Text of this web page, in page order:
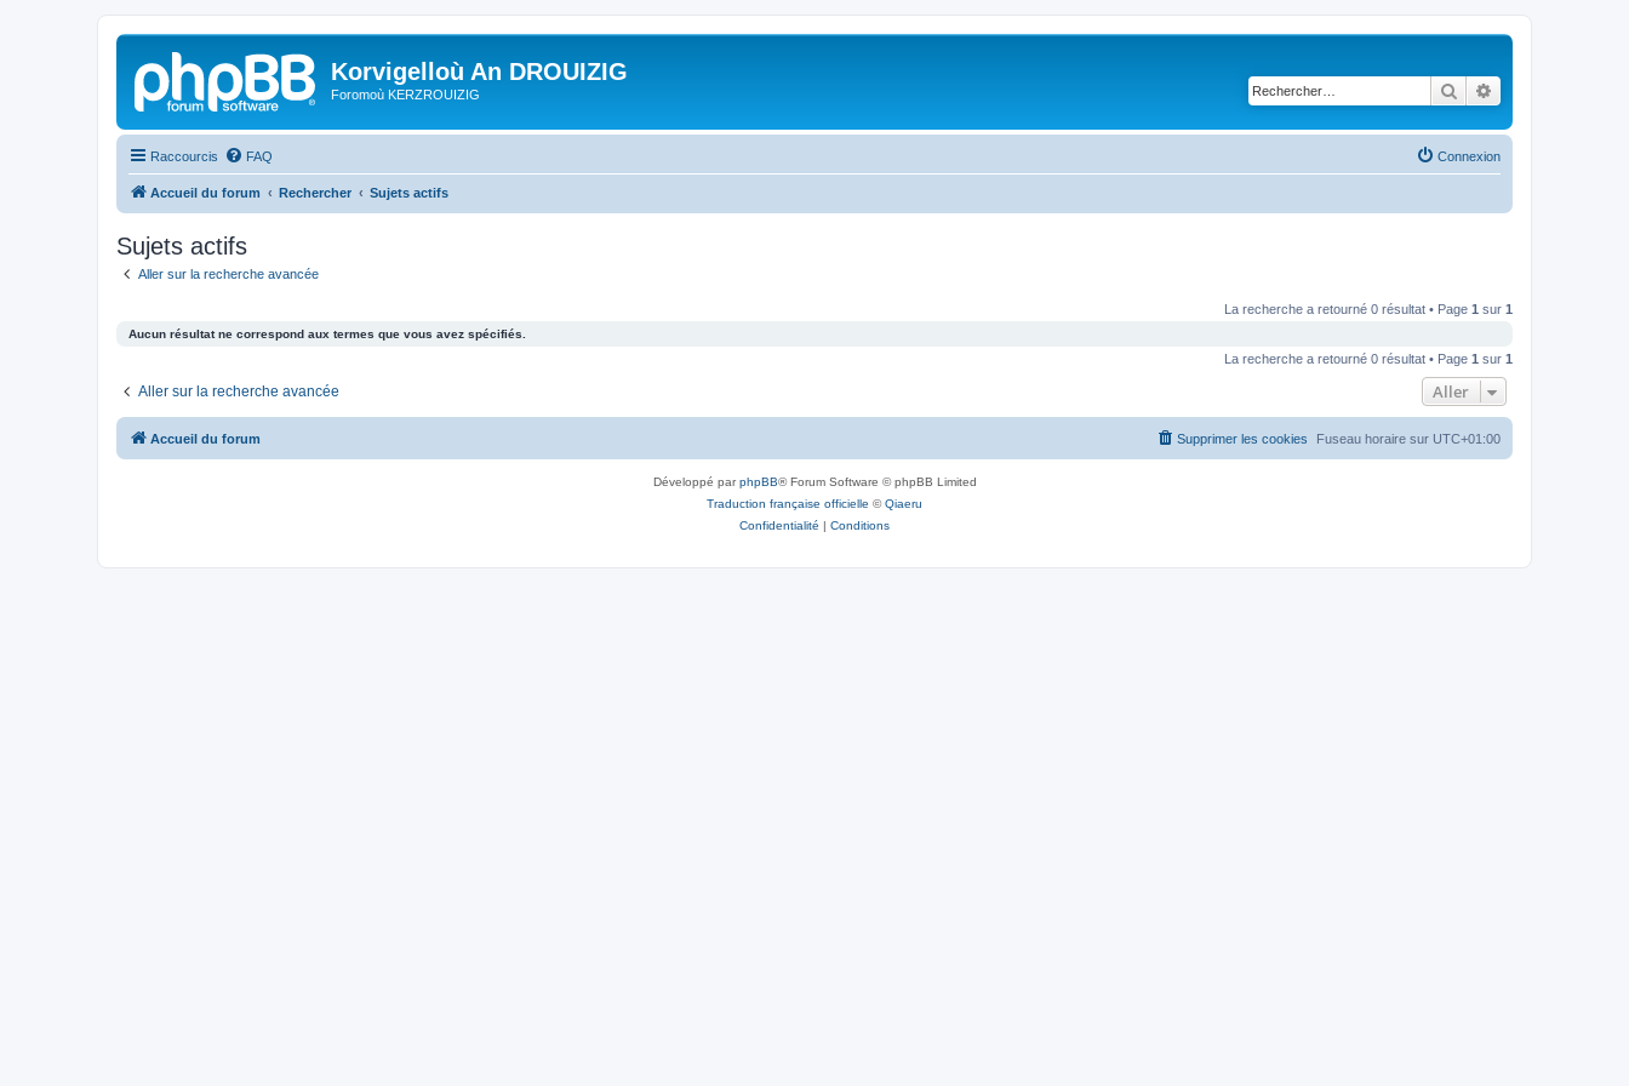
Korvigelloù An DROUIZIG
Foromoù KERZROUIZIG Rechercher
Raccourcis FAQ Connexion
Accueil du forum Rechercher Sujets actifs
Sujets actifs
Aller sur la recherche avancée
La recherche a retourné 0 résultat • Page 1 sur 1
Aucun résultat ne correspond aux termes que vous avez spécifiés.
La recherche a retourné 0 résultat • Page 1 sur 1
Aller sur la recherche avancée Aller
Accueil du forum Fuseau horaire sur UTC+01:00
Supprimer les cookies
Développé parphpBB® Forum Software © phpBB Limited
Traduction française officielle ©Qiaeru
Confidentialité | Conditions